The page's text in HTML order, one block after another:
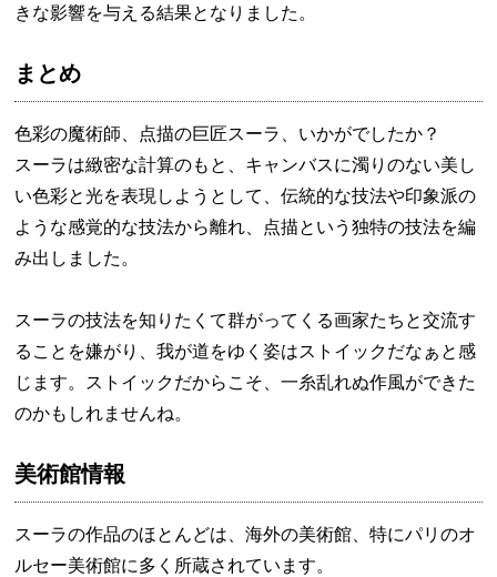
きな影響を与える結果となりました。
まとめ
色彩の魔術師、点描の巨匠スーラ、いかがでしたか？
スーラは緻密な計算のもと、キャンバスに濁りのない美し
い色彩と光を表現しようとして、伝統的な技法や印象派の
ような感覚的な技法から離れ、点描という独特の技法を編
み出しました。
スーラの技法を知りたくて群がってくる画家たちと交流す
ることを嫌がり、我が道をゆく姿はストイックだなぁと感
じます。ストイックだからこそ、一糸乱れぬ作風ができた
のかもしれませんね。
美術館情報
スーラの作品のほとんどは、海外の美術館、特にパリのオ
ルセー美術館に多く所蔵されています。